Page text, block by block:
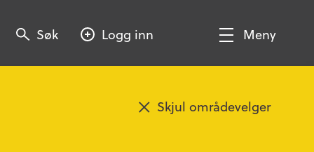
Skjul områdevelger
Søk
Søk Søk Logg inn
Vis/SkjulMeny